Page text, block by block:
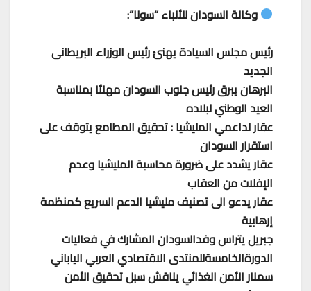
وكالة السودان للأنباء “سونا”:
رئيس مجلس السيادة يهنئ رئيس الوزراء البريطانى
الجديد
البرهان يبرق رئيس جنوب السودان مهنئا بمناسبة
العيد الوطني لبلاده
عقار لداعمي المليشيا : تحقيق المطامع يتوقف على
استقرار السودان
عقار يشدد على ضرورة محاسبة المليشيا وعدم
الإفلات من العقاب
عقار يدعو الى تصنيف مليشيا الدعم السريع كمنظمة
إرهابية
جبريل يتراس وفدالسودان المشارك في فعاليات
الدورةالخامسةللمنتدى الاقتصادي العربي الياباني
سمنار الأمن الغذائي يناقش سبل تحقيق الأمن